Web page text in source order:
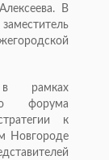
В
рамках
форума
к
Новгороде